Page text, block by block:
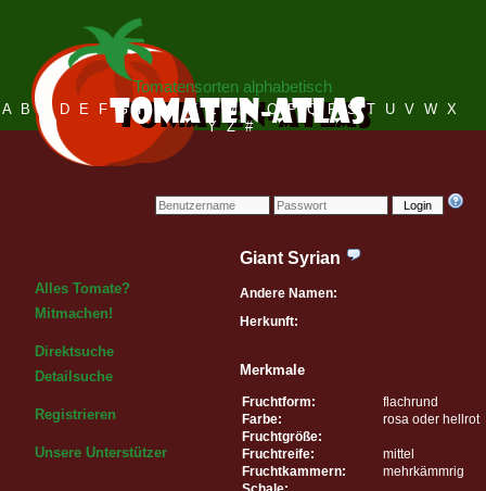
Login
Tomatensorten alphabetisch
A B C D E F G H I J K L M N O P Q R S T U V W X
Y Z #
Alles Tomate?
Mitmachen!
Direktsuche
Detailsuche
Registrieren
Unsere Unterstützer
Giant Syrian
Andere Namen:
Herkunft:
Merkmale
Fruchtform:
flachrund
Farbe:
rosa oder hellrot
Fruchtgröße:
Fruchtreife:
mittel
Fruchtkammern:
mehrkämmrig